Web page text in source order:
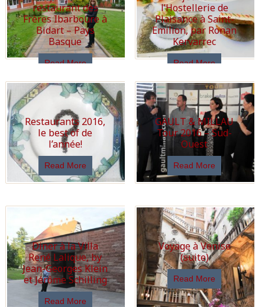
restaurant des
Frères Ibarboure à
Bidart – Pays
Basque
Read More
l’Hostellerie de
Plaisance à Saint-
Emilion, par Ronan
Kervarrec
Read More
Restaurants 2016,
le best of de
l’année!
Read More
GAULT & MILLAU
Tour 2016 – Sud-
Ouest
Read More
Diner à la Villa
René Lalique, by
Jean-Georges Klein
et Jérôme Schilling
Read More
Voyage à Venise
(suite)
Read More